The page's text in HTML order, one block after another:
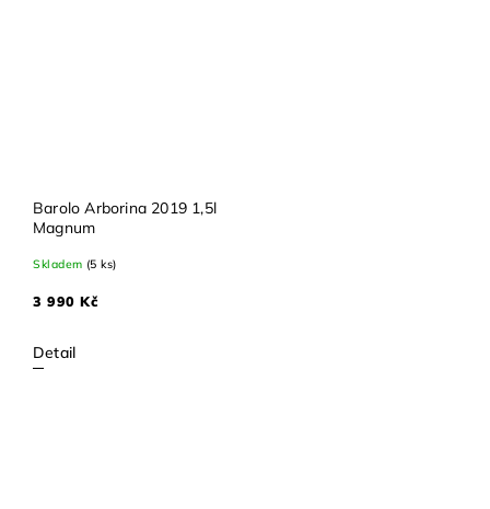
Barolo Arborina 2019 1,5l
Magnum
Skladem (5 ks)
3 990 Kč
Detail